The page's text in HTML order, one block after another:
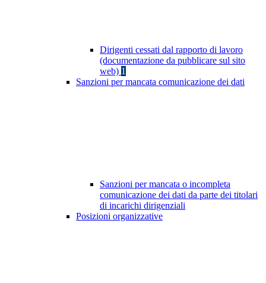
Dirigenti cessati dal rapporto di lavoro
(documentazione da pubblicare sul sito
web) 1
Sanzioni per mancata comunicazione dei dati
Sanzioni per mancata o incompleta
comunicazione dei dati da parte dei titolari
di incarichi dirigenziali
Posizioni organizzative